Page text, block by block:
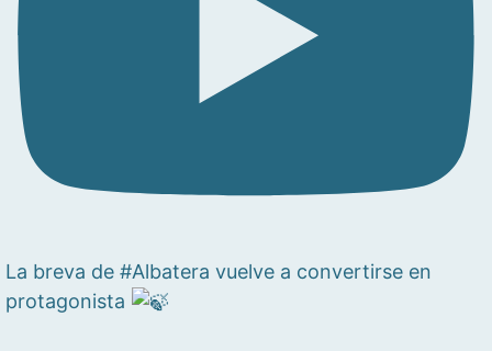
La breva de #Albatera vuelve a convertirse en
protagonista